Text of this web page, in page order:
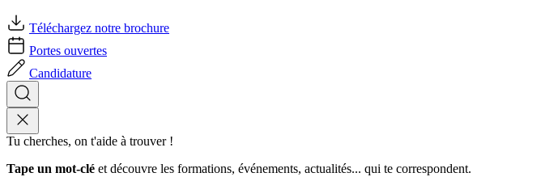
Téléchargez notre brochure
Portes ouvertes
Candidature
Tu cherches, on t'aide à trouver !
Tape un mot-clé et découvre les formations, événements, actualités... qui te correspondent.